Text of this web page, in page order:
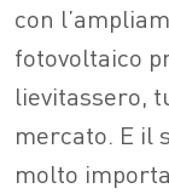
con
fotovoltaico
lievitassero,
mercato. E il
molto